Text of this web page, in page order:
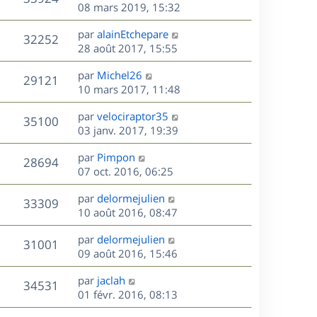
e
s
a
g
e
m
e
s
s
a
g
e
s
i
e
r
m
e
s
s
a
g
e
u
e
e
r
n
i
e
r
m
e
s
s
a
g
e
08 mars 2019, 15:32
32252V
u
s
D
e
r
n
i
e
r
m
e
s
s
a
g
e
par alainEtchepare
28 août 2017, 15:55
29121
u
D
e
r
n
i
e
r
m
e
s
s
a
g
e
par Michel26
10 mars 2017, 11:48
35100V
u
s
D
e
r
n
i
e
r
m
e
s
s
a
g
e
par velociraptor35
03 janv. 2017, 19:39
28694V
u
D
e
r
n
i
e
r
m
e
s
s
a
par Pimpon
07 oct. 2016, 06:25
33309V
u
D
e
r
n
i
e
r
m
e
par delormejulien
10 août 2016, 08:47
31001
u
D
e
r
n
i
e
par delormejulien
09 août 2016, 15:46
34531
u
D
e
r
par jaclah
01 févr. 2016, 08:13